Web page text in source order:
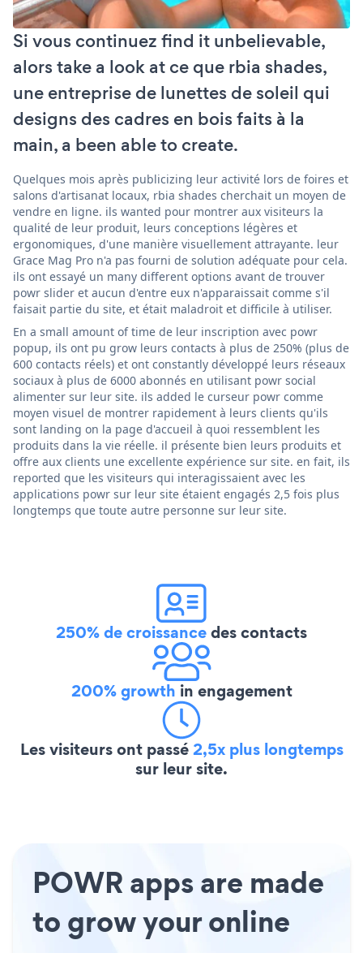
Si vous continuez find it unbelievable,
alors take a look at ce que rbia shades,
une entreprise de lunettes de soleil qui
designs des cadres en bois faits à la
main, a been able to create.
Quelques mois après publicizing leur activité lors de foires et
salons d'artisanat locaux, rbia shades cherchait un moyen de
vendre en ligne. ils wanted pour montrer aux visiteurs la
qualité de leur produit, leurs conceptions légères et
ergonomiques, d'une manière visuellement attrayante. leur
Grace Mag Pro n'a pas fourni de solution adéquate pour cela.
ils ont essayé un many different options avant de trouver
powr slider et aucun d'entre eux n'apparaissait comme s'il
faisait partie du site, et était maladroit et difficile à utiliser.
En a small amount of time de leur inscription avec powr
popup, ils ont pu grow leurs contacts à plus de 250% (plus de
600 contacts réels) et ont constantly développé leurs réseaux
sociaux à plus de 6000 abonnés en utilisant powr social
alimenter sur leur site. ils added le curseur powr comme
moyen visuel de montrer rapidement à leurs clients qu'ils
sont landing on la page d'accueil à quoi ressemblent les
produits dans la vie réelle. il présente bien leurs produits et
offre aux clients une excellente expérience sur site. en fait, ils
reported que les visiteurs qui interagissaient avec les
applications powr sur leur site étaient engagés 2,5 fois plus
longtemps que toute autre personne sur leur site.
250% de croissancedes contacts
200% growth in engagement
Les visiteurs ont passé2,5x plus longtemps
sur leur site.
POWR apps are made
to grow your online